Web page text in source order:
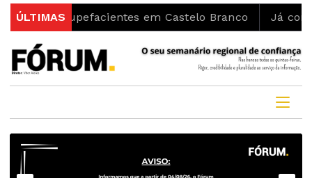
ÚLTIMAS em Castelo Branco Já começaram